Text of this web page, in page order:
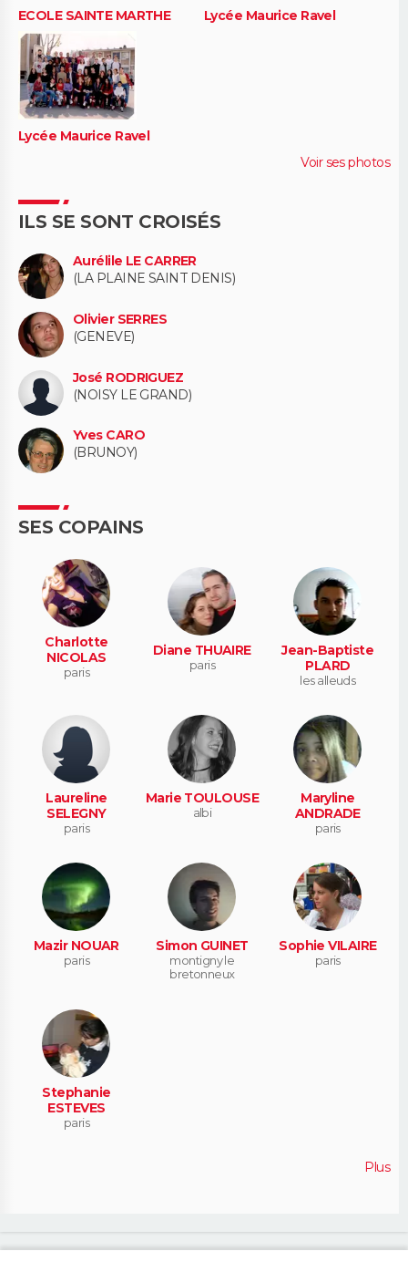
ECOLE SAINTE MARTHE Lycée Maurice Ravel
Lycée Maurice Ravel
Voir ses photos
ILS SE SONT CROISÉS
Aurélile LE CARRER
(LA PLAINE SAINT DENIS)
Olivier SERRES
(GENEVE)
José RODRIGUEZ
(NOISY LE GRAND)
Yves CARO
(BRUNOY)
SES COPAINS
Charlotte
NICOLAS
paris
Diane THUAIRE
paris
Jean-Baptiste
PLARD
les alleuds
Laureline
SELEGNY
paris
Marie TOULOUSE
albi
Maryline
ANDRADE
paris
Mazir NOUAR
paris
Simon GUINET
montigny le
bretonneux
Sophie VILAIRE
paris
Stephanie
ESTEVES
paris
Plus